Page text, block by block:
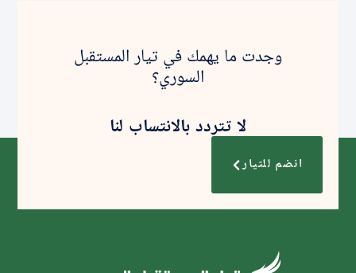
وجدت ما يهمك في تيار المستقبل
السوري؟
لا تتردد بالانتساب لنا
انضم للتيار